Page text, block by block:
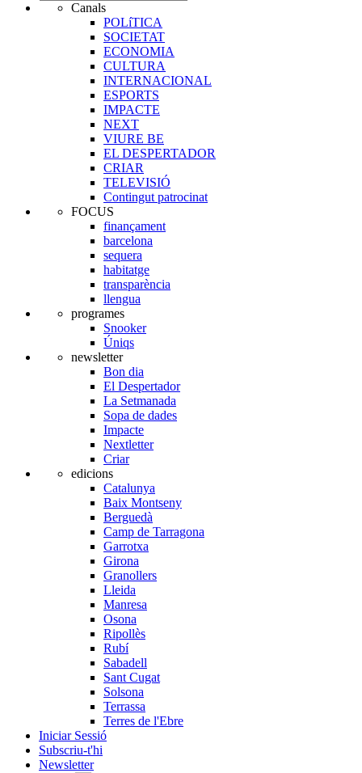
Canals
POLíTICA
SOCIETAT
ECONOMIA
CULTURA
INTERNACIONAL
ESPORTS
IMPACTE
NEXT
VIURE BE
EL DESPERTADOR
CRIAR
TELEVISIÓ
Contingut patrocinat
FOCUS
finançament
barcelona
sequera
habitatge
transparència
llengua
programes
Snooker
Úniqs
newsletter
Bon dia
El Despertador
La Setmanada
Sopa de dades
Impacte
Nextletter
Criar
edicions
Catalunya
Baix Montseny
Berguedà
Camp de Tarragona
Garrotxa
Girona
Granollers
Lleida
Manresa
Osona
Ripollès
Rubí
Sabadell
Sant Cugat
Solsona
Terrassa
Terres de l'Ebre
Iniciar Sessió
Subscriu-t'hi
Newsletter